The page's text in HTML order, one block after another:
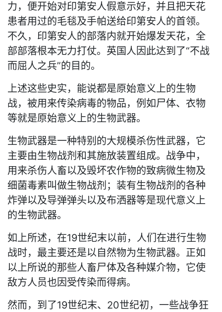
力，便开始对印第安人假意示好，并且把天花
患者用过的毛毯及手帕送给印第安人的首领。
不久，印第安人的部落内就开始爆发天花，全
部部落根本无力打仗。英国人因此达到了“不战
而屈人之兵”的目的。
上述这些史实，能说都是原始意义上的生物
战，被用来传染病毒的物品，例如尸体、衣物
等就是原始意义上的生物武器。
生物武器是一种特别的大规模杀伤性武器，它
主要由生物战剂和其施放装置组成。战争中，
用来杀伤人畜以及毁坏农作物的致病微生物及
细菌毒素叫做生物战剂；装有生物战剂的各种
炸弹以及导弹弹头以及布洒器等是现代意义上
的生物武器。
如上所述，在19世纪末以前，人们在进行生物
战时，最主要还是以自然物为生物武器。正如
以上所说的那些人畜尸体及各种媒介物，它使
敌方人员也因受传染而得病。
然而，到了19世纪末、20世纪初，一些战争狂